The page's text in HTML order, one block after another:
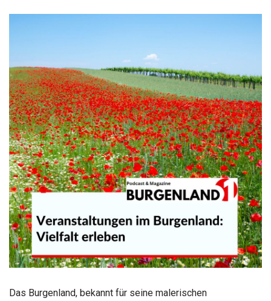
Das Burgenland, bekannt für seine malerischen